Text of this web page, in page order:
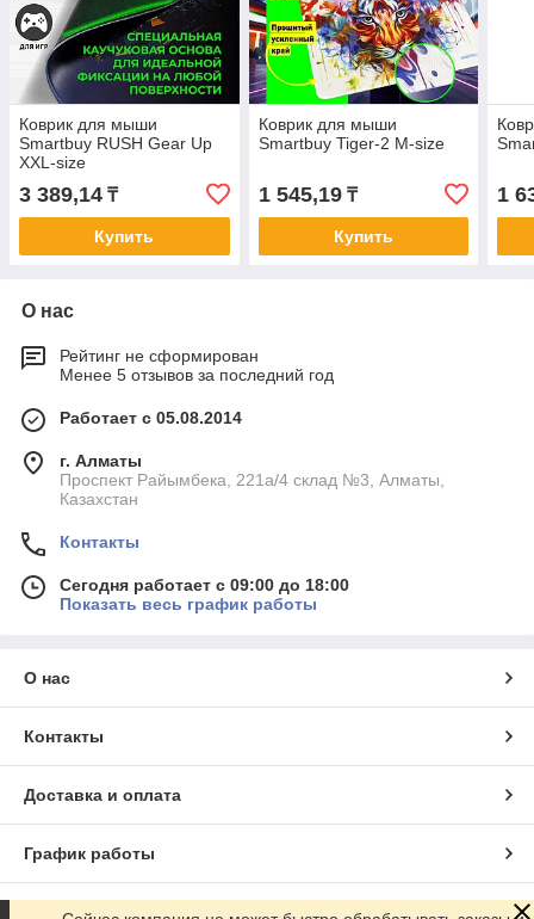
Коврик для мыши
Smartbuy RUSH Gear Up
XXL-size
3 389,14 ₸
Купить
Коврик для мыши
Smartbuy Tiger-2 M-size
1 545,19₸
Купить
1
О нас
Рейтинг не сформирован
Менее 5 отзывов за последний год
Работает с 05.08.2014
г. Алматы
Проспект Райымбека, 221а/4 склад №3, Алматы,
Казахстан
Контакты
Сегодня работает с 09:00 до 18:00
Показать весь график работы
О нас
Контакты
Доставка и оплата
График работы
Полная версия сайта